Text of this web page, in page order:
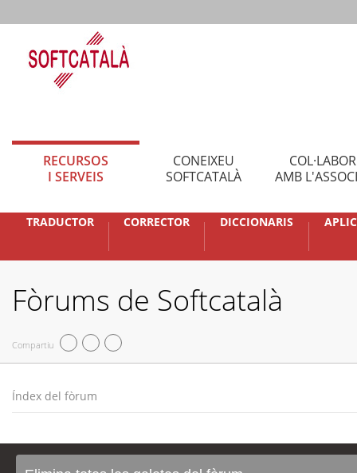
RECURSOS
I SERVEIS
CONEIXEU
SOFTCATALÀ
AMB
TRADUCTOR CORRECTOR DICCIONARIS
Fòrums de Softcatalà
Compartiu
Índex del fòrum